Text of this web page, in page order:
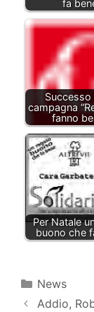
fa
Successo
campagna
fanno
Per Natale
buono che
Categorie
News
Addio,